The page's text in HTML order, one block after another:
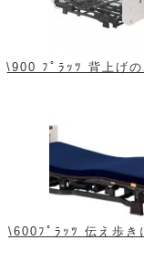
\900 ﾌﾟﾗｯﾂ 背上げ
\600ﾌﾟﾗｯﾂ 伝え歩き